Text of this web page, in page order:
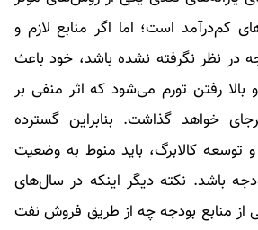
کم‌درآمد است؛ اما اگر منابع لازم و
در نظر نگرفته نشده باشد، خود باعث
رفتن تورم می‌شود که اثر منفی بر
خواهد گذاشت. بنابراین گسترده
توسعه کالابرگ، باید منوط به وضعیت
باشد. نکته دیگر اینکه در سال‌های
از منابع بودجه چه از طریق فروش نفت